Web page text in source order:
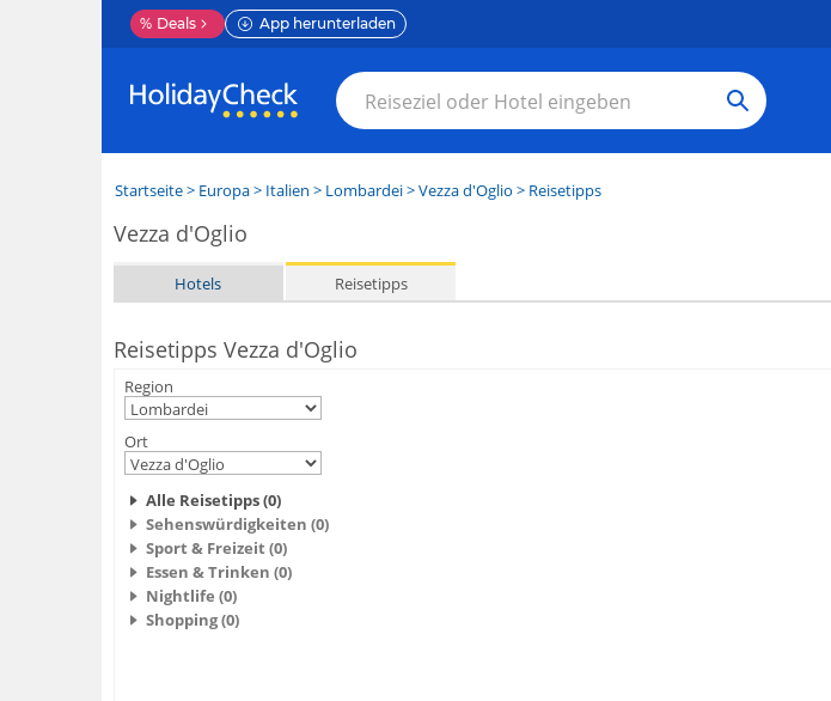
% Deals App herunterladen
Startseite> Europa> Italien > Lombardei>Vezza d'Oglio > Reisetipps
Vezza d'Oglio
Hotels Reisetipps
Reisetipps Vezza d'Oglio
Region
Ort
Alle Reisetipps (0)
Sehenswürdigkeiten (0)
Sport & Freizeit (0)
Essen & Trinken (0)
Nightlife (0)
Shopping (0)